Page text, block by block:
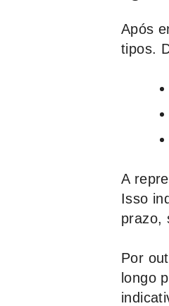
Após
tipos.
A
Isso
prazo,
Por
longo